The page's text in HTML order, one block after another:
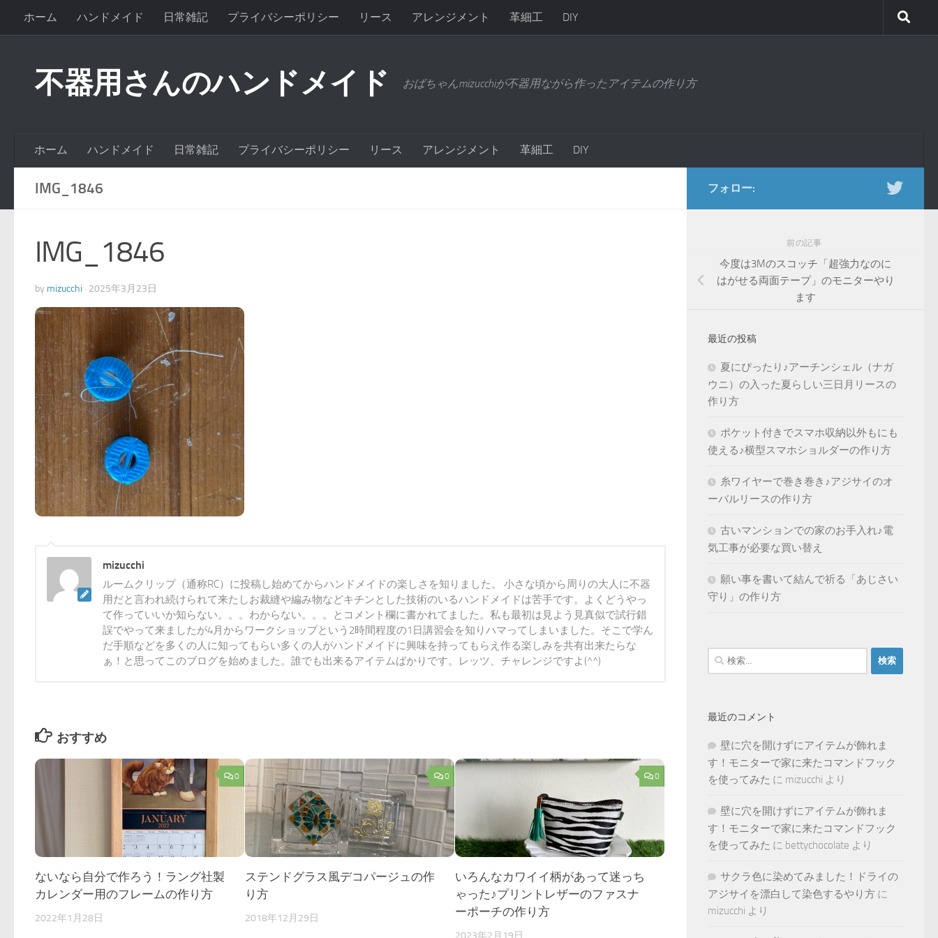
ホーム ハンドメイド 日常雑記 プライバシーポリシー リース アレンジメント 革細工 DIY
不器用さんのハンドメイド おばちゃんmizucchiが不器用ながら作ったアイテムの作り方
ホーム ハンドメイド 日常雑記 プライバシーポリシー リース アレンジメント 革細工 DIY
IMG_1846
IMG_1846
by mizucchi · 2025年3月23日
mizucchi
ルームクリップ（通称RC）に投稿し始めてからハンドメイドの楽しさを知りました。 小さな頃から周りの大人に不器
用だと言われ続けられて来たしお裁縫や編み物などキチンとした技術のいるハンドメイドは苦手です。よくどうやっ
て作っていいか知らない。。。わからない。。。とコメント欄に書かれてました。私も最初は見よう見真似で試行錯
誤でやって来ましたが4月からワークショップという2時間程度の1日講習会を知りハマってしまいました。そこで学ん
だ手順などを多くの人に知ってもらい多くの人がハンドメイドに興味を持ってもらえ作る楽しみを共有出来たらな
ぁ！と思ってこのブログを始めました。誰でも出来るアイテムばかりです。レッツ、チャレンジですよ(^^)
おすすめ
0
ないなら自分で作ろう！ラング社製
カレンダー用のフレームの作り方
2022年1月28日
0
ステンドグラス風デコパージュの作
り方
2018年12月29日
0
いろんなカワイイ柄があって迷っち
ゃった♪プリントレザーのファスナ
ーポーチの作り方
フォロー:
前の記事
今度は3Mのスコッチ「超強力なのに
はがせる両面テープ」のモニターやり
ます
最近の投稿
夏にぴったり♪アーチンシェル（ナガ
ウニ）の入った夏らしい三日月リースの
作り方
ポケット付きでスマホ収納以外もにも
使える♪横型スマホショルダーの作り方
糸ワイヤーで巻き巻き♪アジサイのオ
ーバルリースの作り方
古いマンションでの家のお手入れ♪電
気工事が必要な買い替え
願い事を書いて結んで祈る「あじさい
守り」の作り方
検
索:
最近のコメント
壁に穴を開けずにアイテムが飾れま
す！モニターで家に来たコマンドフック
を使ってみた に mizucchi より
壁に穴を開けずにアイテムが飾れま
す！モニターで家に来たコマンドフック
を使ってみた に bettychocolate より
サクラ色に染めてみました！ドライの
アジサイを漂白して染色するやり方 に
mizucchi より